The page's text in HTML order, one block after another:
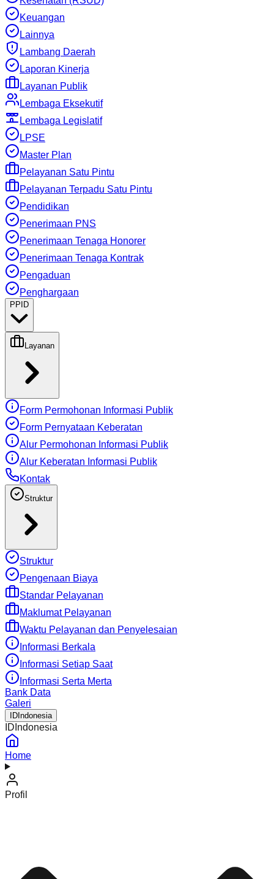
Keuangan
Lainnya
Lambang Daerah
Laporan Kinerja
Layanan Publik
Lembaga Eksekutif
Lembaga Legislatif
LPSE
Master Plan
Pelayanan Satu Pintu
Pelayanan Terpadu Satu Pintu
Pendidikan
Penerimaan PNS
Penerimaan Tenaga Honorer
Penerimaan Tenaga Kontrak
Pengaduan
Penghargaan
PPID
Layanan
Form Permohonan Informasi Publik
Form Pernyataan Keberatan
Alur Permohonan Informasi Publik
Alur Keberatan Informasi Publik
Kontak
Struktur
Struktur
Pengenaan Biaya
Standar Pelayanan
Maklumat Pelayanan
Waktu Pelayanan dan Penyelesaian
Informasi Berkala
Informasi Setiap Saat
Informasi Serta Merta
Bank Data
Galeri
ID Indonesia
ID Indonesia
Home
Profil